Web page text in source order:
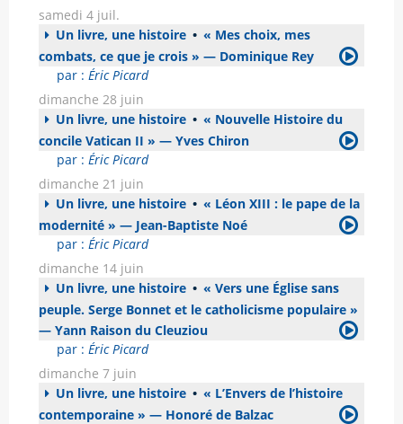
samedi 4 juil.
Un livre, une histoire • « Mes choix, mes
combats, ce que je crois » — Dominique Rey
par : Éric Picard
dimanche 28 juin
Un livre, une histoire • « Nouvelle Histoire du
concile Vatican II » — Yves Chiron
par : Éric Picard
dimanche 21 juin
Un livre, une histoire • « Léon XIII : le pape de la
modernité » — Jean-Baptiste Noé
par : Éric Picard
dimanche 14 juin
Un livre, une histoire • « Vers une Église sans
peuple. Serge Bonnet et le catholicisme populaire »
— Yann Raison du Cleuziou
par : Éric Picard
dimanche 7 juin
Un livre, une histoire • « L’Envers de l’histoire
contemporaine » — Honoré de Balzac